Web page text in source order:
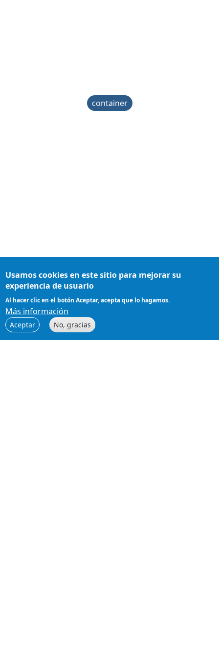
container
Docker: PermissionError: [Errno
13] Permission denied
La primera vez que ejecutas Docker Desktop, es
posible que te encuentres con este error, relacionado
con los permisos de Docker.
Usamos cookies en este sitio para mejorar su
experiencia de usuario
Al hacer clic en el botón Aceptar, acepta que lo hagamos.
Más información
Aceptar No, gracias